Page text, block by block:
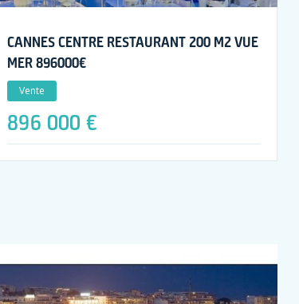
CANNES CENTRE RESTAURANT 200 M2 VUE
MER 896000€
Vente
896 000 €